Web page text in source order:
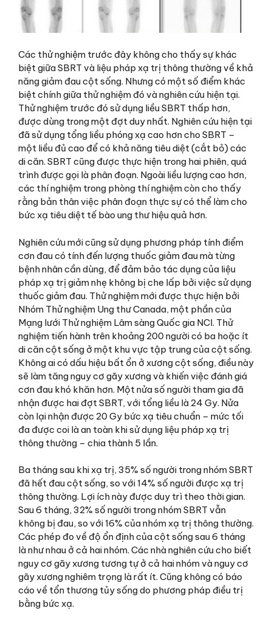
Các thử nghiệm trước đây không cho thấy sự khác
biệt giữa SBRT và liệu pháp xạ trị thông thường về khả
năng giảm đau cột sống. Nhưng có một số điểm khác
biệt chính giữa thử nghiệm đó và nghiên cứu hiện tại.
Thử nghiệm trước đó sử dụng liều SBRT thấp hơn,
được dùng trong một đợt duy nhất. Nghiên cứu hiện tại
đã sử dụng tổng liều phóng xạ cao hơn cho SBRT –
một liều đủ cao để có khả năng tiêu diệt (cắt bỏ) các
di căn. SBRT cũng được thực hiện trong hai phiên, quá
trình được gọi là phân đoạn. Ngoài liều lượng cao hơn,
các thí nghiệm trong phòng thí nghiệm còn cho thấy
rằng bản thân việc phân đoạn thực sự có thể làm cho
bức xạ tiêu diệt tế bào ung thư hiệu quả hơn.
Nghiên cứu mới cũng sử dụng phương pháp tính điểm
cơn đau có tính đến lượng thuốc giảm đau mà từng
bệnh nhân cần dùng, để đảm bảo tác dụng của liệu
pháp xạ trị giảm nhẹ không bị che lấp bởi việc sử dụng
thuốc giảm đau. Thử nghiệm mới được thực hiện bởi
Nhóm Thử nghiệm Ung thư Canada, một phần của
Mạng lưới Thử nghiệm Lâm sàng Quốc gia NCI. Thử
nghiệm tiến hành trên khoảng 200 người có ba hoặc ít
di căn cột sống ở một khu vực tập trung của cột sống.
Không ai có dấu hiệu bất ổn ở xương cột sống, điều này
sẽ làm tăng nguy cơ gãy xương và khiến việc đánh giá
cơn đau khó khăn hơn. Một nửa số người tham gia đã
nhận được hai đợt SBRT, với tổng liều là 24 Gy. Nửa
còn lại nhận được 20 Gy bức xạ tiêu chuẩn – mức tối
đa được coi là an toàn khi sử dụng liệu pháp xạ trị
thông thường – chia thành 5 lần.
Ba tháng sau khi xạ trị, 35% số người trong nhóm SBRT
đã hết đau cột sống, so với 14% số người được xạ trị
thông thường. Lợi ích này được duy trì theo thời gian.
Sau 6 tháng, 32% số người trong nhóm SBRT vẫn
không bị đau, so với 16% của nhóm xạ trị thông thường.
Các phép đo về độ ổn định của cột sống sau 6 tháng
là như nhau ở cả hai nhóm. Các nhà nghiên cứu cho biết
nguy cơ gãy xương tương tự ở cả hai nhóm và nguy cơ
gãy xương nghiêm trọng là rất ít. Cũng không có báo
cáo về tổn thương tủy sống do phương pháp điều trị
bằng bức xạ.